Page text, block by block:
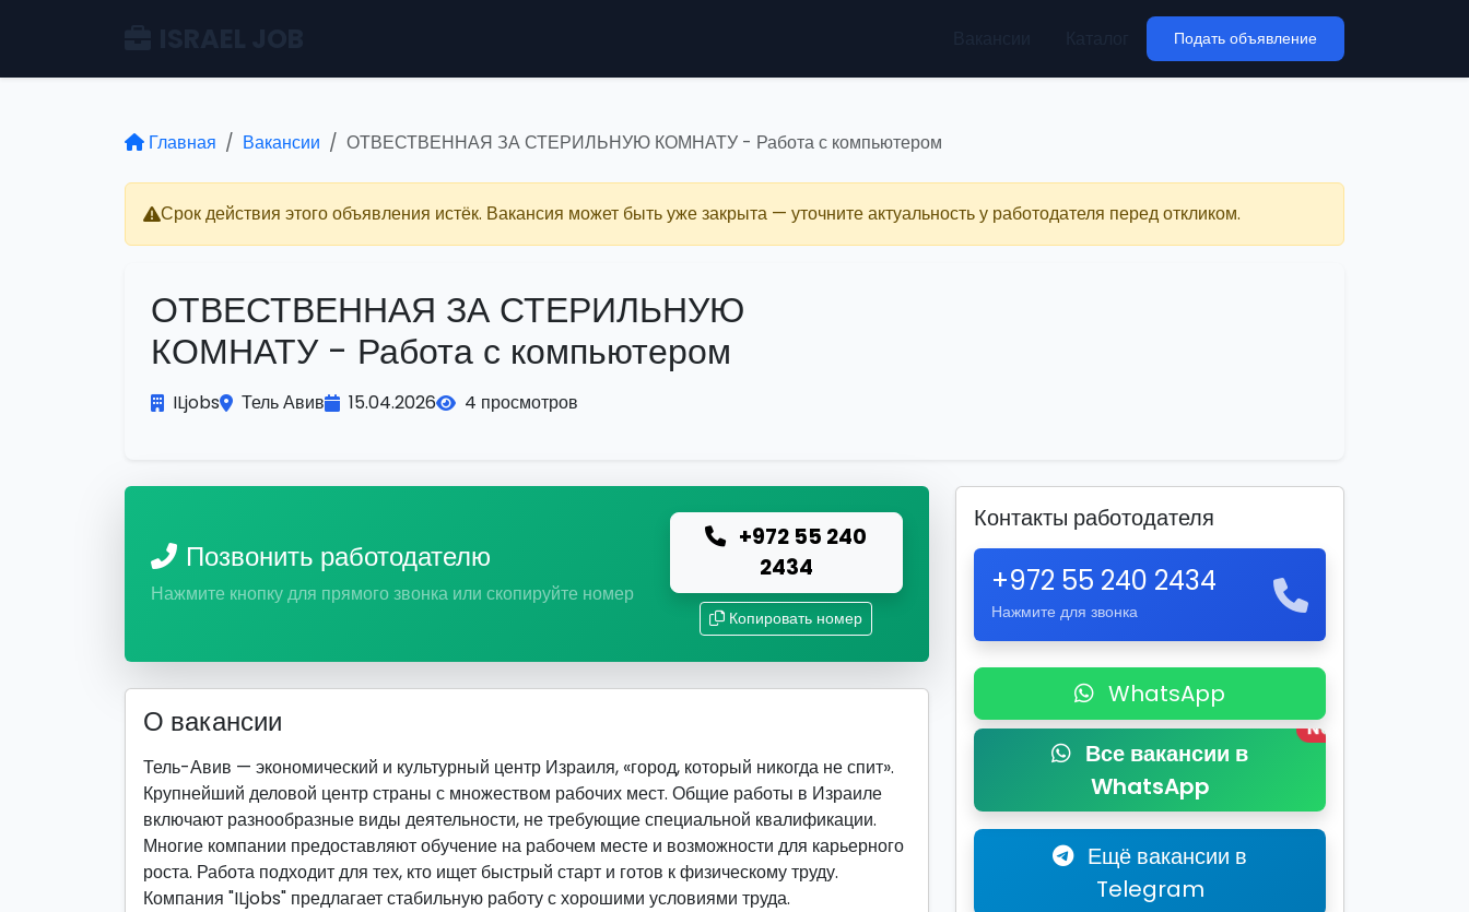
Подать объявление
Главная Вакансии ОТВЕСТВЕННАЯ ЗА СТЕРИЛЬНУЮ КОМНАТУ - Работа с компьютером
Срок действия этого объявления истёк. Вакансия может быть уже закрыта — уточните актуальность у работодателя перед откликом.
ОТВЕСТВЕННАЯ ЗА СТЕРИЛЬНУЮ
КОМНАТУ - Работа с компьютером
ILjobs Тель Авив 15.04.2026 4 просмотров
Позвонить работодателю
Нажмите кнопку для прямого звонка или скопируйте номер
+972 55 240
2434
Копировать номер
О вакансии
Тель-Авив — экономический и культурный центр Израиля, «город, который никогда не спит».
Крупнейший деловой центр страны с множеством рабочих мест. Общие работы в Израиле
включают разнообразные виды деятельности, не требующие специальной квалификации.
Многие компании предоставляют обучение на рабочем месте и возможности для карьерного
роста. Работа подходит для тех, кто ищет быстрый старт и готов к физическому труду.
Компания "ILjobs" предлагает стабильную работу с хорошими условиями труда.
Контакты работодателя
+972 55 240 2434
Нажмите для звонка
WhatsApp
Все вакансии в
WhatsApp
New
Ещё вакансии в
Telegram